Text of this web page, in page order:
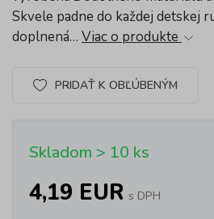
Skvele padne do každej detskej
doplnená… Viac o produkte
PRIDAŤ K OBĽÚBENÝM
Skladom > 10 ks
4,19 EUR s DPH